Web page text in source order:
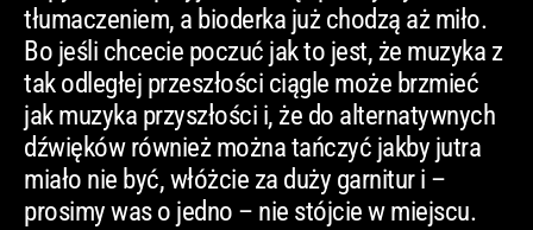
tłumaczeniem, a bioderka już chodzą aż miło.
Bo jeśli chcecie poczuć jak to jest, że muzyka z
tak odległej przeszłości ciągle może brzmieć
jak muzyka przyszłości i, że do alternatywnych
dźwięków również można tańczyć jakby jutra
miało nie być, włóżcie za duży garnitur i –
prosimy was o jedno – nie stójcie w miejscu.